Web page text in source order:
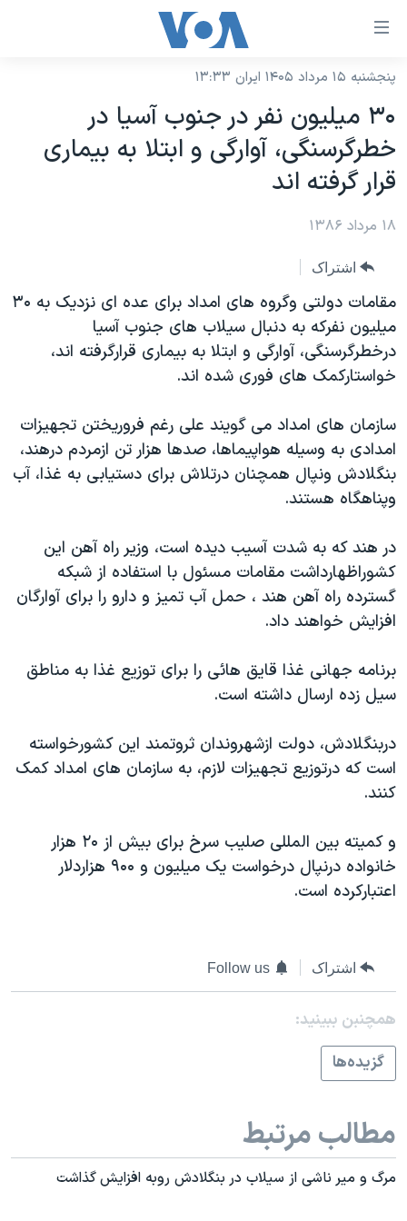
لینکهای
دسترسی
جهش
محتوای
اصلی
به
صفحه
جهش
به
جستجو
نسخه سبک وب‌سایت
موضوع ها
ایران
آمریکا
جهان
ورزشی
گزیده‌ها
ویژه برنامه‌ها
فرهنگ و زندگی
حقوق شهروندی
اقتصادی
اسرائیل در جنگ
گالری عکس
آرشیو پخش زنده
برنامه های تلویزیونی
جدول برنامه ها
صفحه‌های ویژه
جام جهانی ۲۰۲۶
عملیات خشم حماسی
۲۵۰سالگی آمریکا
مستندها
انتخابات ریاست جمهوری آمریکا ۲۰۲۴
حمله جمهوری اسلامی به اسرائیل
ورزش زنان در ایران
اعتراضات زن، زندگی، آزادی
مجموعه مستندهای دادخواهی
دادگاه حمید نوری
قانون شفافیت دارائی کادر رهبری ایران
نرگس محمدی برنده جایزه نوبل صلح
همایش محافظه‌کاران آمریکا «سی‌پک»
فرکانس‌های صدای آمریکا
پخش رادیویی
یادگیری زبان انگلیسی
دنبال کنید
زبانهای مختلف
پنجشنبه ۱۵ مرداد ۱۴۰۵ ایران ۱۳:۳۳
۳۰ میلیون نفر در جنوب آسیا در
خطرگرسنگی، آوارگی و ابتلا به بیماری
قرار گرفته اند
۱۸ مرداد ۱۳۸۶
اشتراک
مقامات دولتی وگروه های امداد برای عده ای نزديک به ۳۰
میلیون نفرکه به دنبال سیلاب های جنوب آسیا
درخطرگرسنگی، آوارگی و ابتلا به بیماری قرارگرفته اند،
خواستارکمک های فوری شده اند.
سازمان های امداد می گویند علی رغم فروریختن تجهیزات
امدادی به وسیله هواپیماها، صدها هزار تن ازمردم درهند،
بنگلادش ونپال همچنان درتلاش برای دستیابی به غذا، آب
وپناهگاه هستند.
در هند که به شدت آسیب دیده است، وزیر راه آهن این
کشوراظهارداشت مقامات مسئول با استفاده از شبکه
گسترده راه آهن هند ، حمل آب تمیز و دارو را برای آوارگان
افزایش خواهند داد.
برنامه جهانی غذا قایق هائی را برای توزیع غذا به مناطق
سیل زده ارسال داشته است.
دربنگلادش، دولت ازشهروندان ثروتمند این کشورخواسته
است که درتوزیع تجهیزات لازم، به سازمان های امداد کمک
کنند.
و کمیته بین المللی صلیب سرخ برای بیش از ۲۰ هزار
خانواده درنپال درخواست یک میلیون و ۹۰۰ هزاردلار
اعتبارکرده است.
اشتراک Follow us
همچنبن ببینید:
گزيده‌ها
مطالب مرتبط
مرگ و مير ناشی از سيلاب در بنگلادش روبه افزايش گذاشت